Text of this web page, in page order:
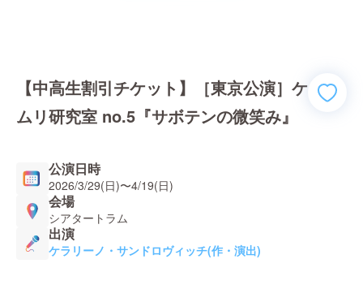
【中高生割引チケット】［東京公演］ケ
ムリ研究室 no.5『サボテンの微笑み』
公演日時
2026/3/29(日)〜4/19(日)
会場
シアタートラム
出演
ケラリーノ・サンドロヴィッチ(作・演出)